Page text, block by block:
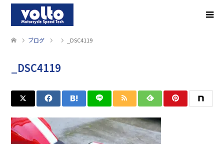
ブログ _DSC4119
_DSC4119